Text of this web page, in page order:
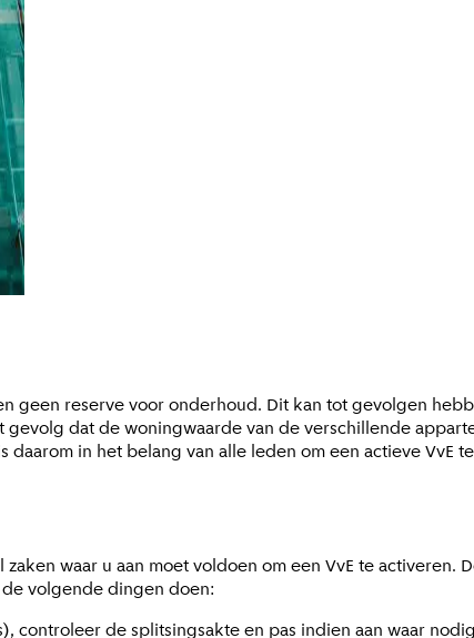
geen reserve voor onderhoud. Dit kan tot gevolgen
dat de woningwaarde van de verschillende
in het belang van alle leden om een actieve VvE
zaken waar u aan moet voldoen om een VvE te
volgende dingen doen:
controleer de splitsingsakte en pas indien aan waar nodig